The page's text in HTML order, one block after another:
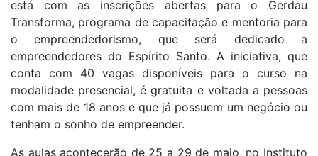
está com as inscrições abertas para o Gerdau
Transforma, programa de capacitação e mentoria para
o empreendedorismo, que será dedicado a
empreendedores do Espírito Santo. A iniciativa, que
conta com 40 vagas disponíveis para o curso na
modalidade presencial, é gratuita e voltada a pessoas
com mais de 18 anos e que já possuem um negócio ou
tenham o sonho de empreender.
As aulas acontecerão de 25 a 29 de maio, no Instituto